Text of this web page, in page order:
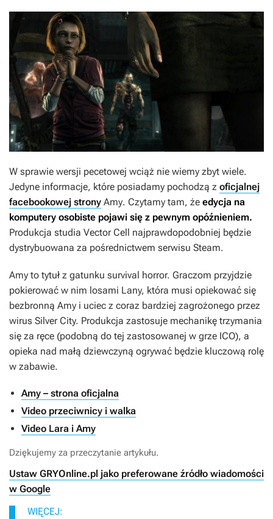
W sprawie wersji pecetowej wciąż nie wiemy zbyt wiele.
Jedyne informacje, które posiadamy pochodzą z oficjalnej
facebookowej strony Amy. Czytamy tam, że edycja na
komputery osobiste pojawi się z pewnym opóźnieniem.
Produkcja studia Vector Cell najprawdopodobniej będzie
dystrybuowana za pośrednictwem serwisu Steam.
Amy to tytuł z gatunku survival horror. Graczom przyjdzie
pokierować w nim losami Lany, która musi opiekować się
bezbronną Amy i uciec z coraz bardziej zagrożonego przez
wirus Silver City. Produkcja zastosuje mechanikę trzymania
się za ręce (podobną do tej zastosowanej w grze ICO), a
opieka nad małą dziewczyną ogrywać będzie kluczową rolę
w zabawie.
Amy – strona oficjalna
Video przeciwnicy i walka
Video Lara i Amy
Dziękujemy za przeczytanie artykułu.
Ustaw GRYOnline.pl jako preferowane źródło wiadomości
w Google
WIĘCEJ: